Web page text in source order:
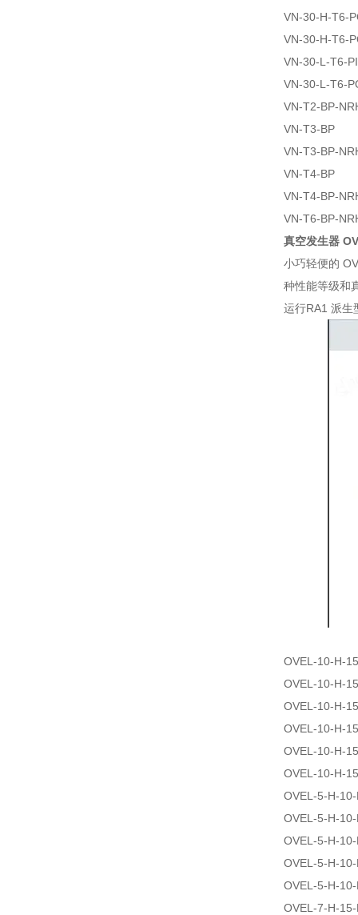
VN-30-H-T6-
VN-30-H-T6-
VN-30-L-T6-
VN-30-L-T6-
VN-T2-BP-
VN-T3-BP
VN-T3-BP-
VN-T4-BP
VN-T4-BP-
VN-T6-BP-
真空发生器
小巧轻便的
种性能等级和
运行RA1 派生
OVEL-10-H-
OVEL-10-H-
OVEL-10-H-
OVEL-10-H-
OVEL-10-H-
OVEL-10-H-
OVEL-5-H-
OVEL-5-H-
OVEL-5-H-
OVEL-5-H-
OVEL-5-H-
OVEL-7-H-